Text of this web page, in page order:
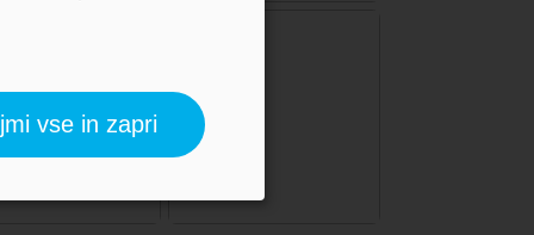
vse in zapri